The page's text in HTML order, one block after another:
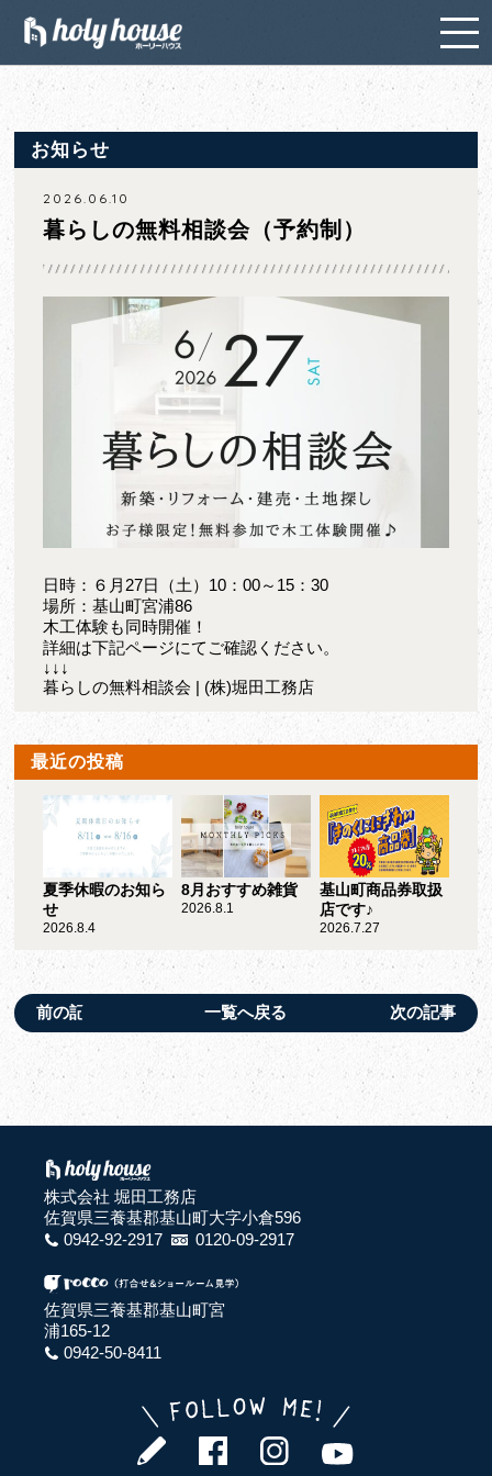
お知らせ
2026.06.10
暮らしの無料相談会（予約制）
日時：６月27日（土）10：00～15：30
場所：基山町宮浦86
木工体験も同時開催！
詳細は下記ページにてご確認ください。
↓↓↓
暮らしの無料相談会 | (株)堀田工務店
最近の投稿
夏季休暇のお知ら
せ
2026.8.4
8月おすすめ雑貨
2026.8.1
基山町商品券取扱
店です♪
2026.7.27
前の記事 一覧へ戻る 次の記事
株式会社 堀田工務店
佐賀県三養基郡基山町大字小倉596
0942-92-2917
0120-09-2917
佐賀県三養基郡基山町宮
浦165-12
0942-50-8411